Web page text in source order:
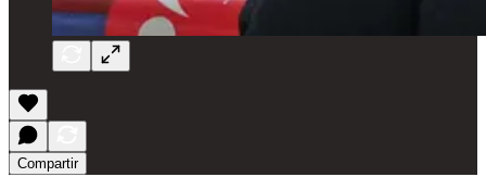
Compartir